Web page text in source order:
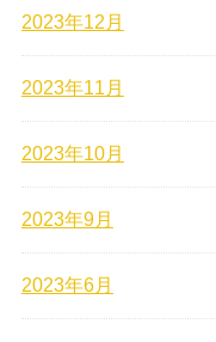
2023年12月
2023年11月
2023年10月
2023年9月
2023年6月